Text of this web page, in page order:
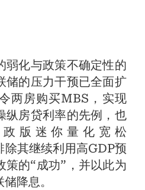
弱化与政策不确定性的
储的压力干预已全面扩
两房购买MBS，实现
纵房贷利率的先例，也
版迷你量化宽松
除其继续利用高GDP预
策的“成功”，并以此为
降息。